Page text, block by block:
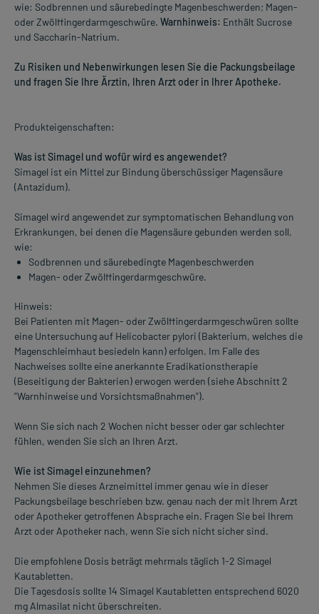
wie: Sodbrennen und säurebedingte Magenbeschwerden; Magen-
oder Zwölffingerdarmgeschwüre. Warnhinweis: Enthält Sucrose
und Saccharin-Natrium.
Zu Risiken und Nebenwirkungen lesen Sie die Packungsbeilage
und fragen Sie Ihre Ärztin, Ihren Arzt oder in Ihrer Apotheke.
Produkteigenschaften:
Was ist Simagel und wofür wird es angewendet?
Simagel ist ein Mittel zur Bindung überschüssiger Magensäure
(Antazidum).
Simagel wird angewendet zur symptomatischen Behandlung von
Erkrankungen, bei denen die Magensäure gebunden werden soll,
wie:
Sodbrennen und säurebedingte Magenbeschwerden
Magen- oder Zwölffingerdarmgeschwüre.
Hinweis:
Bei Patienten mit Magen- oder Zwölffingerdarmgeschwüren sollte
eine Untersuchung auf Helicobacter pylori (Bakterium, welches die
Magenschleimhaut besiedeln kann) erfolgen. Im Falle des
Nachweises sollte eine anerkannte Eradikationstherapie
(Beseitigung der Bakterien) erwogen werden (siehe Abschnitt 2
"Warnhinweise und Vorsichtsmaßnahmen").
Wenn Sie sich nach 2 Wochen nicht besser oder gar schlechter
fühlen, wenden Sie sich an Ihren Arzt.
Wie ist Simagel einzunehmen?
Nehmen Sie dieses Arzneimittel immer genau wie in dieser
Packungsbeilage beschrieben bzw. genau nach der mit Ihrem Arzt
oder Apotheker getroffenen Absprache ein. Fragen Sie bei Ihrem
Arzt oder Apotheker nach, wenn Sie sich nicht sicher sind.
Die empfohlene Dosis beträgt mehrmals täglich 1-2 Simagel
Kautabletten.
Die Tagesdosis sollte 14 Simagel Kautabletten entsprechend 6020
mg Almasilat nicht überschreiten.